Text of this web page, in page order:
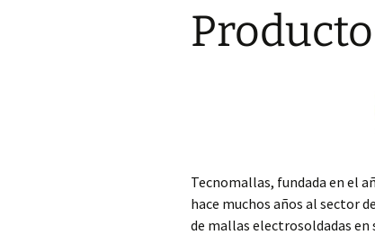
Tecnomallas, fundada en el
hace muchos años al sector
de mallas electrosoldadas en